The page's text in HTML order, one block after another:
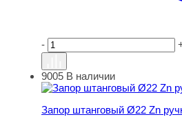
-
Запор штанговый Ø22 Zn
9005 В наличии
Запор штанговый Ø22 Zn